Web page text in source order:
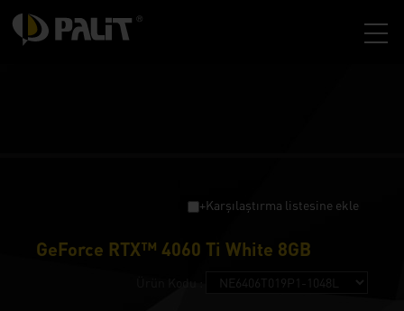
+Karşılaştırma listesine ekle
GeForce RTX™ 4060 Ti White 8GB